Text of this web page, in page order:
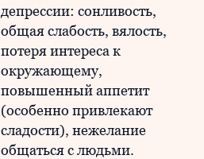
депрессии: сонливость,
общая слабость, вялость,
потеря интереса к
окружающему,
повышенный аппетит
(особенно привлекают
сладости), нежелание
общаться с людьми.